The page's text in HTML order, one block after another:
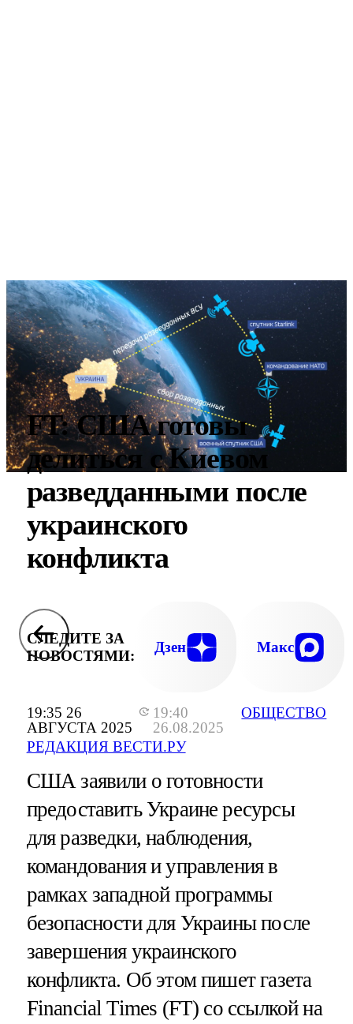
19:35 26
АВГУСТА 2025
19:40
26.08.2025
РЕДАКЦИЯ ВЕСТИ.РУ
ОБЩЕСТВО
FT: США готовы
делиться с Киевом
разведданными после
украинского
конфликта
СЛЕДИТЕ ЗА
НОВОСТЯМИ:
Дзен Макс
США заявили о готовности
предоставить Украине ресурсы
для разведки, наблюдения,
командования и управления в
рамках западной программы
безопасности для Украины после
завершения украинского
конфликта. Об этом пишет газета
Financial Times (FT) со ссылкой на